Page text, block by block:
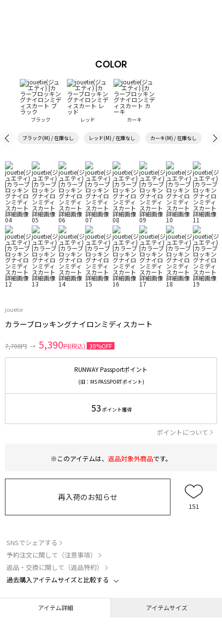
COLOR
ブラック レッド カーキ
ブラック(M) / 在庫なし レッド(M) / 在庫なし カーキ(M) / 在庫なし
jouetie
カラーブロッキングナイロンミディスカート
7,700円 → 5,390円(税込) 30%OFF
RUNWAY Passportポイント
(旧：MS PASSPORTポイント)
53 ポイント獲得
ポイントについて
※このアイテムは、 返品対象外商品です。
再入荷のお知らせ
151
SNSでシェアする
予約注文に関して（注意事項）
返品・交換に関して（返品特約）
過去購入アイテムサイズと比較する
アイテム詳細 アイテムサイズ